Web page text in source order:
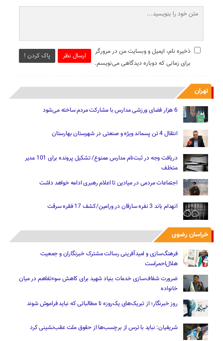
ارسال نظر پاک کردن !
ذخیره نام، ایمیل و وبسایت من در مرورگر
برای زمانی که دوباره دیدگاهی می‌نویسم.
تهران
6 هزار فضای ورزشی مدارس با مشارکت مردم ساخته می‌شود
انتقال 4 تن پسماند ویژه و صنعتی در شهرستان بهارستان
دریافت وجه در ثبت‌نام مدارس ممنوع/ تشکیل پرونده برای 101 مدیر
متخلف
اجتماعات مردمی در میادین تا اعلام رهبری ادامه خواهد داشت
انهدام باند 3 نفره سارقان در ورامین/کشف 17 فقره سرقت
خراسان رضوی
فرهنگ‌سازی و امیدآفرینی رسالت‌ مشترک خبرنگاران و جمعیت
هلال‌احمراست
ضرورت شفاف‌سازی خدمات بنیاد شهید برای کاهش سوءتفاهم‌ در میان
خانواده
روز خبرنگار؛ از تبریک‌های یک‌روزه تا مطالباتی که نباید فراموش شوند
شریفیان: نباید با ترس از برچسب‌ها از حقوق ملت عقب‌نشینی کرد